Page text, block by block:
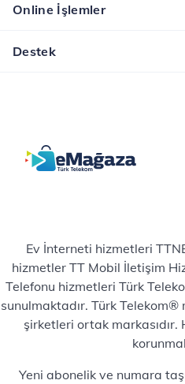
Online İşlemler
Destek
Ev İnterneti hizmetleri
hizmetler TT Mobil İletişim
Telefonu hizmetleri Türk
sunulmaktadır. Türk Telekom®
şirketleri ortak
Yeni abonelik ve numara